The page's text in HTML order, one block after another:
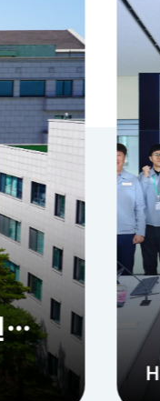
HD현대중공업과 손잡고 조선산업 미래기술 공동연구 본격 착수…산학협력 새 모델 제시